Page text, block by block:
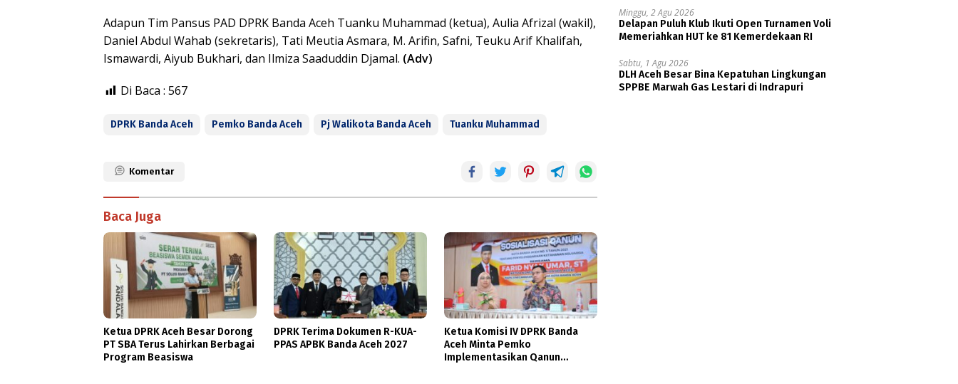
Adapun Tim Pansus PAD DPRK Banda Aceh Tuanku Muhammad (ketua), Aulia Afrizal (wakil),
Daniel Abdul Wahab (sekretaris), Tati Meutia Asmara, M. Arifin, Safni, Teuku Arif Khalifah,
Ismawardi, Aiyub Bukhari, dan Ilmiza Saaduddin Djamal. (Adv)
Di Baca : 567
DPRK Banda Aceh Pemko Banda Aceh Pj Walikota Banda Aceh Tuanku Muhammad
Komentar
Baca Juga
Ketua DPRK Aceh Besar Dorong
PT SBA Terus Lahirkan Berbagai
Program Beasiswa
DPRK Terima Dokumen R-KUA-
PPAS APBK Banda Aceh 2027
Ketua Komisi IV DPRK Banda
Aceh Minta Pemko
Implementasikan Qanun
Minggu, 2 Agu 2026
Delapan Puluh Klub Ikuti Open Turnamen Voli
Memeriahkan HUT ke 81 Kemerdekaan RI
Sabtu, 1 Agu 2026
DLH Aceh Besar Bina Kepatuhan Lingkungan
SPPBE Marwah Gas Lestari di Indrapuri